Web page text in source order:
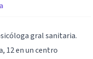
gral sanitaria.
12 en un centro